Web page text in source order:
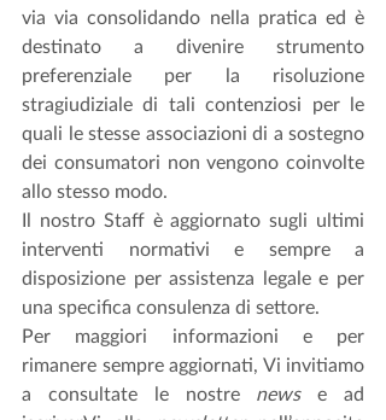
via via consolidando nella pratica ed è
destinato a divenire strumento
preferenziale per la risoluzione
stragiudiziale di tali contenziosi per le
quali le stesse associazioni di a sostegno
dei consumatori non vengono coinvolte
allo stesso modo.
Il nostro Staff è aggiornato sugli ultimi
interventi normativi e sempre a
disposizione per assistenza legale e per
una specifica consulenza di settore.
Per maggiori informazioni e per
rimanere sempre aggiornati, Vi invitiamo
a consultate le nostre news e ad